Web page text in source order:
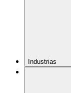
Industrias